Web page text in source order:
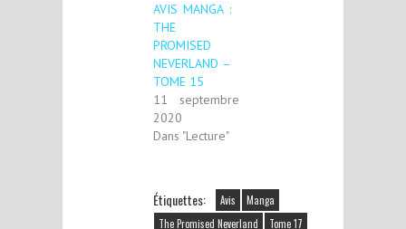
AVIS MANGA :
THE
PROMISED
NEVERLAND –
TOME 15
11 septembre
2020
Dans "Lecture"
Étiquettes: Avis
Manga
The Promised Neverland
Tome 17